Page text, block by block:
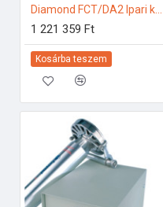
1 221 359 Ft
Kosárba teszem